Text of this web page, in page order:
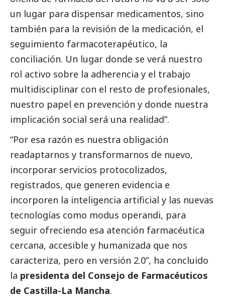
un lugar para dispensar medicamentos, sino
también para la revisión de la medicación, el
seguimiento farmacoterapéutico, la
conciliación. Un lugar donde se verá nuestro
rol activo sobre la adherencia y el trabajo
multidisciplinar con el resto de profesionales,
nuestro papel en prevención y donde nuestra
implicación social será una realidad”.
“Por esa razón es nuestra obligación
readaptarnos y transformarnos de nuevo,
incorporar servicios protocolizados,
registrados, que generen evidencia e
incorporen la inteligencia artificial y las nuevas
tecnologías como modus operandi, para
seguir ofreciendo esa atención farmacéutica
cercana, accesible y humanizada que nos
caracteriza, pero en versión 2.0”, ha concluido
la presidenta del Consejo de Farmacéuticos
de Castilla-La Mancha.